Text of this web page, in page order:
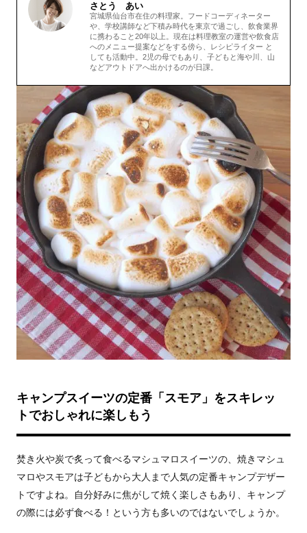
さとう あい
宮城県仙台市在住の料理家。 フードコーディネーター
や、学校講師など下積み時代を東京で過ごし、飲食業界
に携わること20年以上。 現在は料理教室の運営や飲食店
へのメニュー提案などをする傍ら、レシピライター と
しても活動中。2児の母でもあり、子どもと海や川、山
などアウトドアへ出かけるのが日課
キャンプスイーツの定番「スモア」をスキレッ
トでおしゃれに楽しもう
焚き火や炭で炙って食べるマシュマロスイーツの、焼きマシュ
マロやスモアは子どもから大人まで人気の定番キャンプデザー
トですよね。自分好みに焦がして焼く楽しさもあり、キャンプ
の際には必ず食べる！という方も多いのではないでしょうか。